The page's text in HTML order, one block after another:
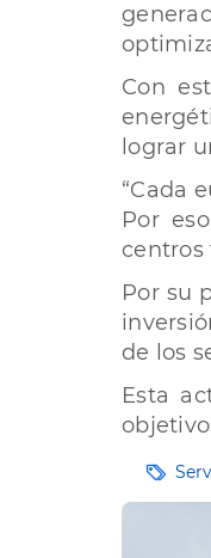
Con
lograr
“Cada
Por
centros
Por su
de los
Esta
Etiquetas